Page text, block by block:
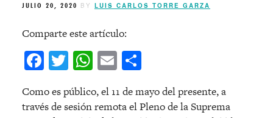
JULIO 20, 2020 BY LUIS CARLOS TORRE GARZA
Comparte este artículo:
Facebook
Twitter
WhatsApp
Email
Como es público, el 11 de mayo del presente, a
través de sesión remota el Pleno de la Suprema